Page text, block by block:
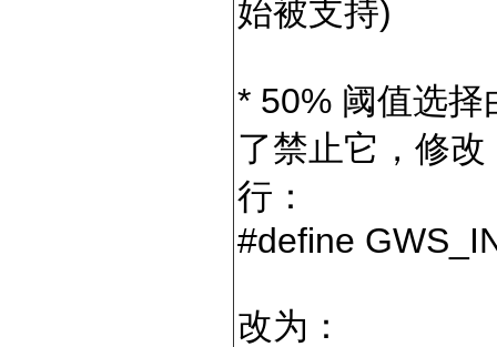
始被支持)
* 50% 阈值选择
了禁止它，修
行：
#define
改为：